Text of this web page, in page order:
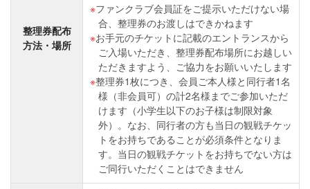
整理券配布
方法・場所
ファンクラブ会員証をご提示いただけない場
合、整理券のお渡しはできかねます
お手元のチケットに記載のエントランスから
ご入場いただき、整理券配布場所にお越しい
ただきますよう、ご協力をお願いいたします
整理券1枚につき、会員ご本人様と同行者1名
様（非会員可）の計2名様までご参加いただ
けます（小学生以下のお子様は制限対象
外）。なお、同行者の方も当日の観戦チケッ
トをお持ちであることが必須条件となりま
す。当日の観戦チケットをお持ちでない方は
ご同行いただくことはできません